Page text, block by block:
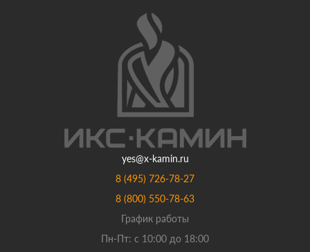
yes@x-kamin.ru
8 (495) 726-78-27
8 (800) 550-78-63
График работы
Пн-Пт: с 10:00 до 18:00